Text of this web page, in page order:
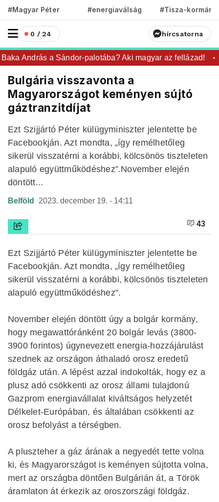
#Magyar Péter #energiaválság #Tisza-kormány
0 / 24 hírcsatorna
András a Sándor-palotába? Aki magyar az fellázad!
Bulgária visszavonta a
Magyarországot keményen sújtó
gáztranzitdíjat
Ezt Szijjártó Péter külügyminiszter jelentette be
Facebookján. Azt mondta, „így remélhetőleg
sikerül visszatérni a korábbi, kölcsönös tiszteleten
alapuló együttműködéshez”.November elején
döntött...
Belföld 2023. december 19. - 14:11
43
Ezt Szijjártó Péter külügyminiszter jelentette be
Facebookján. Azt mondta, „így remélhetőleg
sikerül visszatérni a korábbi, kölcsönös tiszteleten
alapuló együttműködéshez”.
November elején döntött úgy a bolgár kormány,
hogy megawattóránként 20 bolgár levás (3800-
3900 forintos) úgynevezett energia-hozzájárulást
szednek az országon áthaladó orosz eredetű
földgáz után. A lépést azzal indokolták, hogy ez a
plusz adó csökkenti az orosz állami tulajdonú
Gazprom energiavállalat kiváltságos helyzetét
Délkelet-Európában, és általában csökkenti az
orosz befolyást a térségben.
A pluszteher a gáz árának a negyedét tette volna
ki, és Magyarországot is keményen sújtotta volna,
mert az országba döntően Bulgárián át, a Török
áramlaton át érkezik az oroszországi földgáz.